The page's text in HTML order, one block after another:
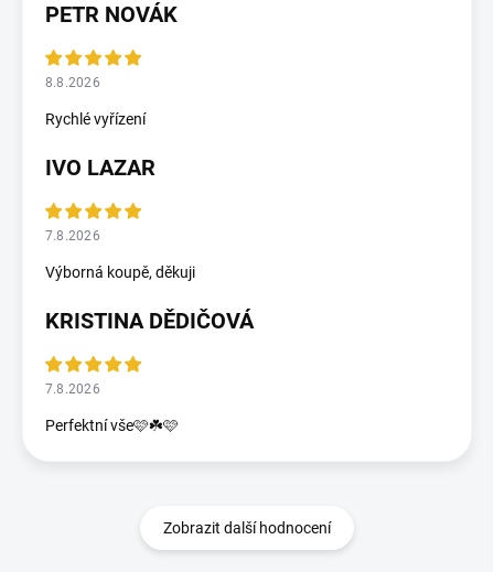
PETR NOVÁK
8.8.2026
Rychlé vyřízení
IVO LAZAR
7.8.2026
Výborná koupě, děkuji
KRISTINA DĚDIČOVÁ
7.8.2026
Perfektní vše🩷☘️🩷
Zobrazit další hodnocení